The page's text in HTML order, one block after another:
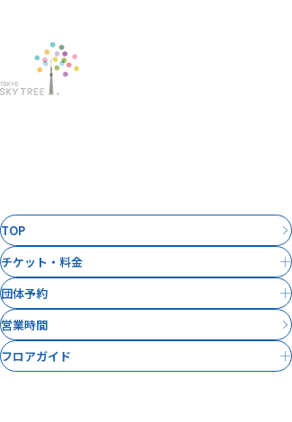
TOP
チケット・料金
団体予約
営業時間
フロアガイド